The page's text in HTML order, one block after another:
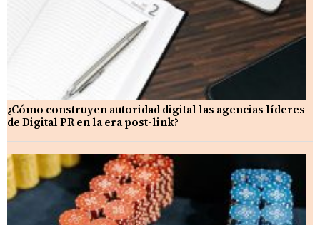
¿Cómo construyen autoridad digital las agencias líderes
de Digital PR en la era post-link?